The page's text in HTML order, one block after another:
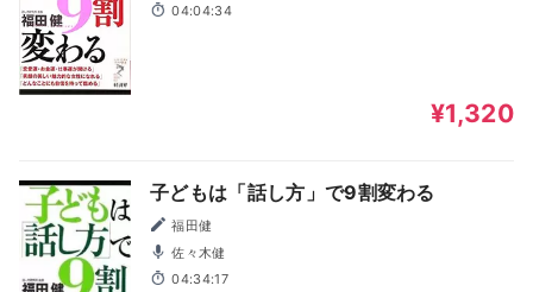
04:04:34
¥1,320
子どもは「話し方」で9割変わる
福田健
佐々木健
04:34:17